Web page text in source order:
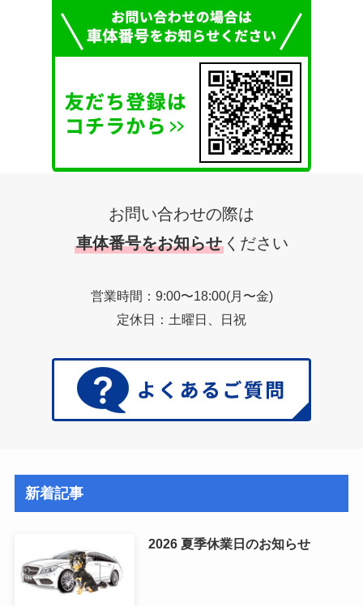
お問い合わせの際は
車体番号をお知らせ ください
営業時間：9:00〜18:00(月〜金)
定休日：土曜日、日祝
新着記事
2026 夏季休業日のお知らせ